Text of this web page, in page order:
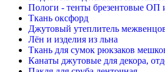
Пологи - тенты брезентовые
Ткань оксфорд
Джутовый утеплитель
Лён и изделия из льна
Ткань для сумок рюкзаков
Канаты джутовые для декора,